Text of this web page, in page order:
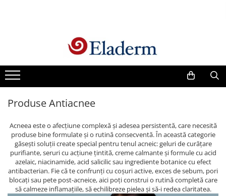
Vezi toate produsele
Creme cu protectie solara
Produse Antirid
Produse Hidratante
Antirozacee
Produse Anti sebum
Produse Antiacnee
Creme contur ochi
Seruri
Produse Antiacnee
Acneea este o afecțiune complexă și adesea persistentă, care necesită
produse bine formulate și o rutină consecventă. În această categorie
găsești soluții create special pentru tenul acneic: geluri de curățare
purifiante, seruri cu acțiune țintită, creme calmante și formule cu acid
azelaic, niacinamide, acid salicilic sau ingrediente botanice cu efect
antibacterian. Fie că te confrunți cu coșuri active, exces de sebum, pori
blocați sau pete post-acneice, aici poți construi o rutină completă care
să calmeze inflamațiile, să echilibreze pielea și să-i redea claritatea.